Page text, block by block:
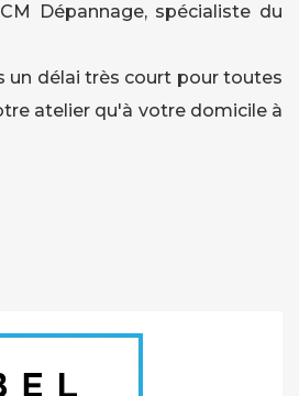
Dépannage, spécialiste du
un délai très court pour toutes
atelier qu'à votre domicile à